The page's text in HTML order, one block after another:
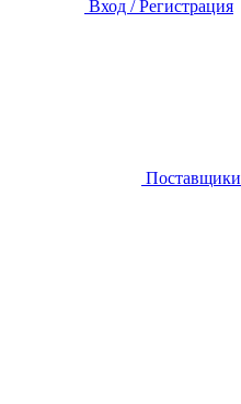
Вход / Регистрация
Поставщики